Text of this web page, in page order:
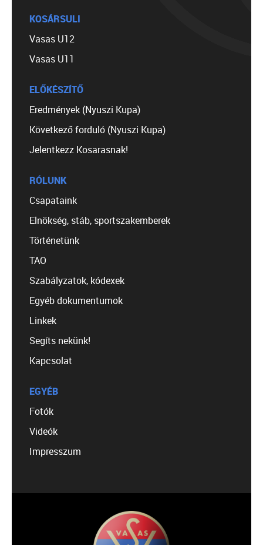
KOSÁRSULI
Vasas U12
Vasas U11
ELŐKÉSZÍTŐ
Eredmények (Nyuszi Kupa)
Következő forduló (Nyuszi Kupa)
Jelentkezz Kosarasnak!
RÓLUNK
Csapataink
Elnökség, stáb, sportszakemberek
Történetünk
TAO
Szabályzatok, kódexek
Egyéb dokumentumok
Linkek
Segíts nekünk!
Kapcsolat
EGYÉB
Fotók
Videók
Impresszum